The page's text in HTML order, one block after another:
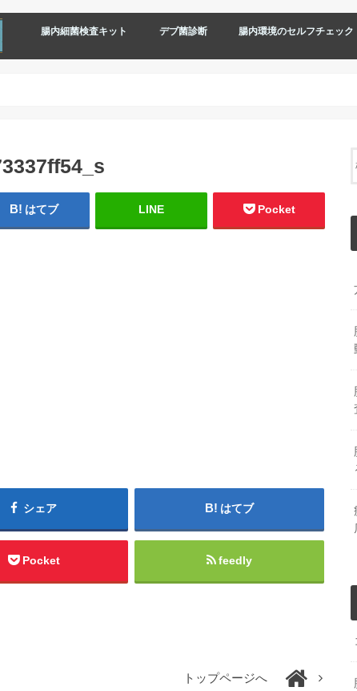
腸内細菌検査キット デブ菌診断 腸内環境のセルフチェック
はてブ LINE Pocket
シェア はてブ
Pocket feedly
トップページへ